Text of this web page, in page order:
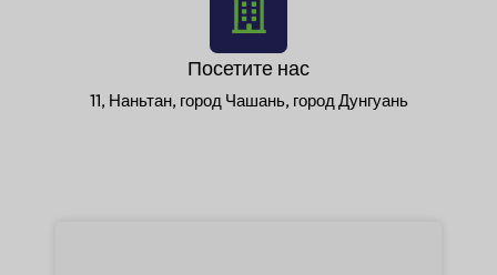
Посетите нас
11, Наньтан, город Чашань, город Дунгуань